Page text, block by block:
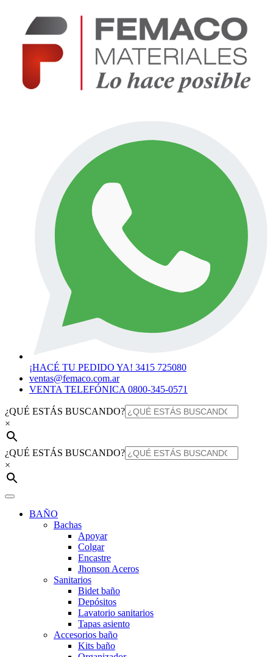
¡HACÉ TU PEDIDO YA! 3415 725080
ventas@femaco.com.ar
VENTA TELEFÓNICA 0800-345-0571
¿QUÉ ESTÁS BUSCANDO?
×
¿QUÉ ESTÁS BUSCANDO?
×
BAÑO
Bachas
Apoyar
Colgar
Encastre
Jhonson Aceros
Sanitarios
Bidet baño
Depósitos
Lavatorio sanitarios
Tapas asiento
Accesorios baño
Kits baño